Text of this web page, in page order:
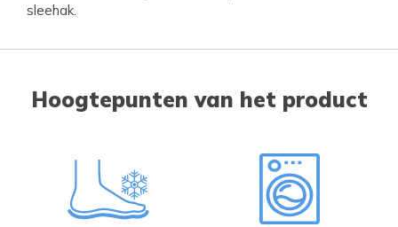
sleehak.
Hoogtepunten van het product